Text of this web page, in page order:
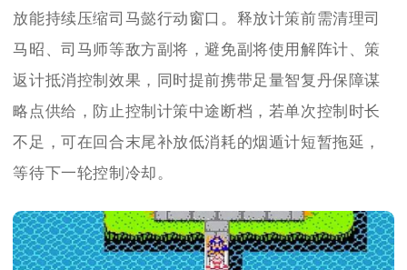
放能持续压缩司马懿行动窗口。释放计策前需清理司
马昭、司马师等敌方副将，避免副将使用解阵计、策
返计抵消控制效果，同时提前携带足量智复丹保障谋
略点供给，防止控制计策中途断档，若单次控制时长
不足，可在回合末尾补放低消耗的烟遁计短暂拖延，
等待下一轮控制冷却。